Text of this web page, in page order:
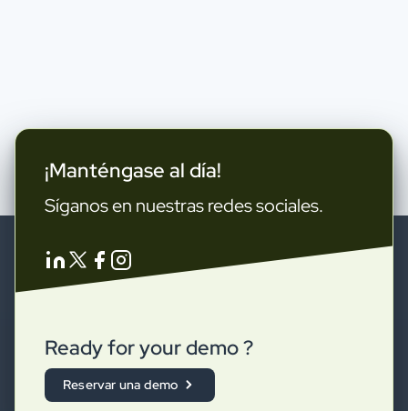
¡Manténgase al día!
Síganos en nuestras redes sociales.
Ready for your demo ?
Reservar una demo